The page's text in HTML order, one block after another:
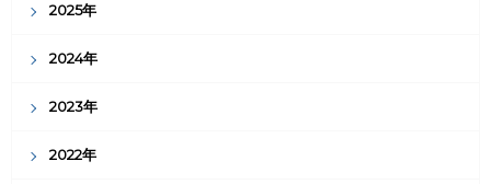
2025年
2024年
2023年
2022年